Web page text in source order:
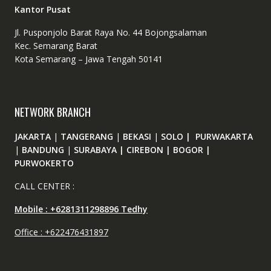
Kantor Pusat
Jl. Pusponjolo Barat Raya No. 44 Bojongsalaman
Kec. Semarang Barat
Kota Semarang – Jawa Tengah 50141
NETWORK BRANCH
JAKARTA| TANGERANG | BEKASI | SOLO | PURWAKARTA
| BANDUNG | SURABAYA | CIREBON | BOGOR |
PURWOKERTO
CALL CENTER :
Mobile : +6281311298896 Tedhy
Office : +622476431897